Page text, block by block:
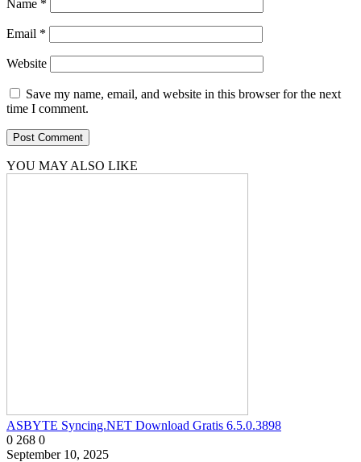
Name *
Email *
Website
Save my name, email, and website in this browser for the next
time I comment.
YOU MAY ALSO LIKE
ASBYTE Syncing.NET Download Gratis 6.5.0.3898
0 268 0
September 10, 2025